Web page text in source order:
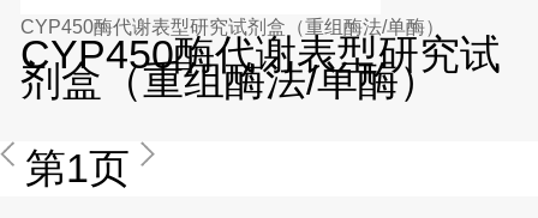
CYP450酶代谢表型研究试剂盒（重组酶法/单酶）
CYP450酶代谢表型研究试
剂盒（重组酶法/单酶）
第1页